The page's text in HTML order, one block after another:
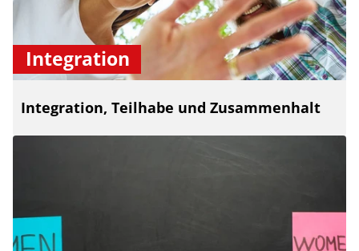
Integration
Integration, Teilhabe und Zusammenhalt